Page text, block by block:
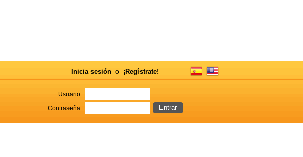
Inicia sesión o ¡Regístrate!
Usuario:
Contraseña: